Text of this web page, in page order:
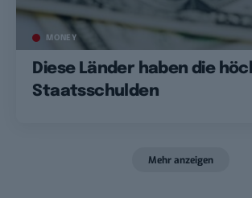
MONEY
Diese Länder haben die
Staatsschulden
Mehr anzeigen